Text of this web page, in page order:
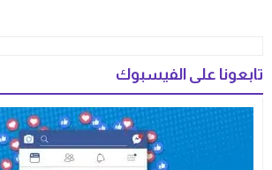
تابعونا على الفيسبوك